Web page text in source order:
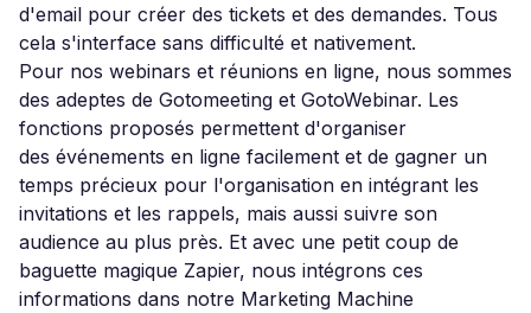
d'email pour créer des tickets et des demandes. Tous
cela s'interface sans difficulté et nativement.
Pour nos webinars et réunions en ligne, nous sommes
des adeptes de Gotomeeting et GotoWebinar. Les
fonctions proposés permettent d'organiser
des événements en ligne facilement et de gagner un
temps précieux pour l'organisation en intégrant les
invitations et les rappels, mais aussi suivre son
audience au plus près. Et avec une petit coup de
baguette magique Zapier, nous intégrons ces
informations dans notre Marketing Machine